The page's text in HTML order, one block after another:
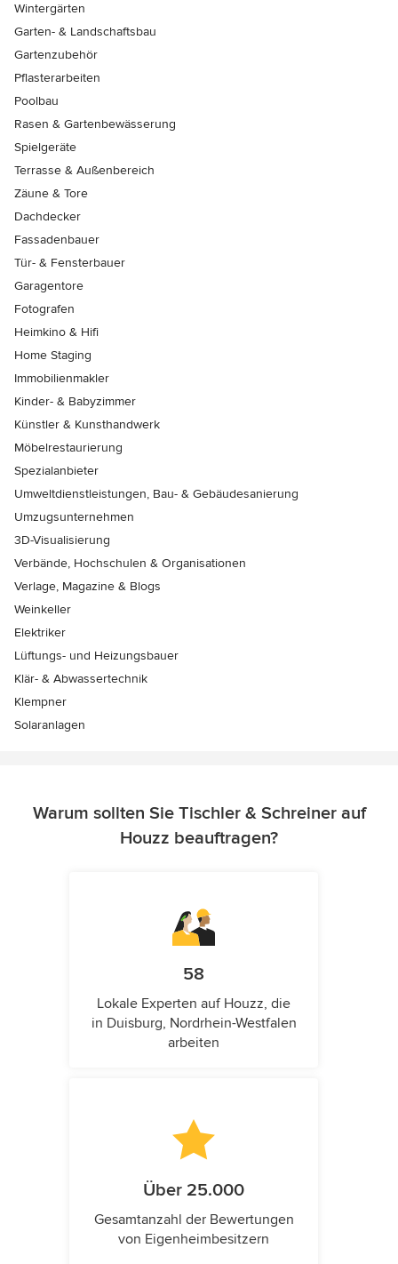
Wintergärten
Garten- & Landschaftsbau
Gartenzubehör
Pflasterarbeiten
Poolbau
Rasen & Gartenbewässerung
Spielgeräte
Terrasse & Außenbereich
Zäune & Tore
Dachdecker
Fassadenbauer
Tür- & Fensterbauer
Garagentore
Fotografen
Heimkino & Hifi
Home Staging
Immobilienmakler
Kinder- & Babyzimmer
Künstler & Kunsthandwerk
Möbelrestaurierung
Spezialanbieter
Umweltdienstleistungen, Bau- & Gebäudesanierung
Umzugsunternehmen
3D-Visualisierung
Verbände, Hochschulen & Organisationen
Verlage, Magazine & Blogs
Weinkeller
Elektriker
Lüftungs- und Heizungsbauer
Klär- & Abwassertechnik
Klempner
Solaranlagen
Warum sollten Sie Tischler & Schreiner auf
Houzz beauftragen?
58
Lokale Experten auf Houzz, die
in Duisburg, Nordrhein-Westfalen
arbeiten
Über 25.000
Gesamtanzahl der Bewertungen
von Eigenheimbesitzern